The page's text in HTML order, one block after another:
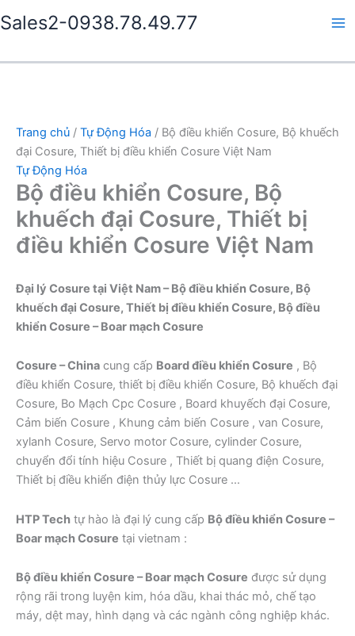
tới
dung
Sales2-0938.78.49.77
Trang chủ / Tự Động Hóa / Bộ điều khiển Cosure, Bộ khuếch
đại Cosure, Thiết bị điều khiển Cosure Việt Nam
Tự Động Hóa
Bộ điều khiển Cosure, Bộ
khuếch đại Cosure, Thiết bị
điều khiển Cosure Việt Nam
Đại lý Cosure tại Việt Nam – Bộ điều khiển Cosure, Bộ
khuếch đại Cosure, Thiết bị điều khiển Cosure, Bộ điều
khiển Cosure – Boar mạch Cosure
Cosure – China cung cấp Board điều khiển Cosure , Bộ
điều khiển Cosure, thiết bị điều khiển Cosure, Bộ khuếch đại
Cosure, Bo Mạch Cpc Cosure , Board khuyếch đại Cosure,
Cảm biến Cosure , Khung cảm biến Cosure , van Cosure,
xylanh Cosure, Servo motor Cosure, cylinder Cosure,
chuyển đổi tính hiệu Cosure , Thiết bị quang điện Cosure,
Thiết bị điều khiển điện thủy lực Cosure …
HTP Tech tự hào là đại lý cung cấp Bộ điều khiển Cosure –
Boar mạch Cosure tại vietnam :
Bộ điều khiển Cosure – Boar mạch Cosure được sử dụng
rộng rãi trong luyện kim, hóa dầu, khai thác mỏ, chế tạo
máy, dệt may, hình dạng và các ngành công nghiệp khác.